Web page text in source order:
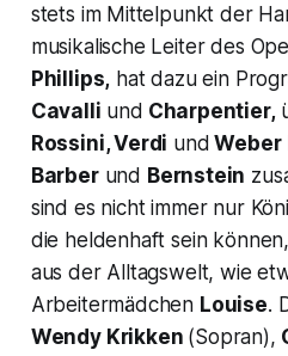
stets im Mittelpunkt der
musikalische Leiter des
Phillips, hat dazu ein
Cavalli und Charpentier,
Rossini, Verdi und Weber
Barberund Bernstein
sind es nicht immer nur
die heldenhaft sein
aus der Alltagswelt, wie
Arbeitermädchen Louise.
Wendy Krikken (Sopran),